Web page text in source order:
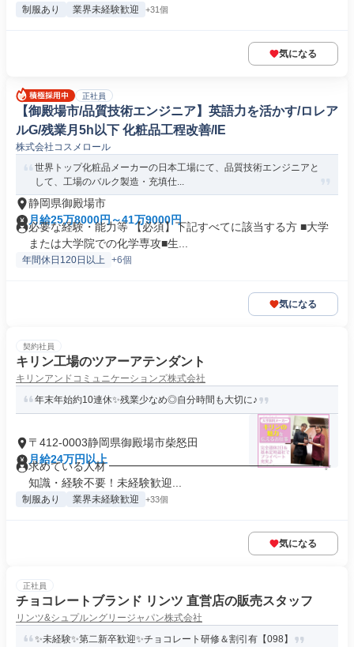
制服あり 業界未経験歓迎 +31個
気になる
正社員
【御殿場市/品質技術エンジニア】英語力を活かす/ロレア
ルG/残業月5h以下 化粧品工程改善/IE
株式会社コスメロール
世界トップ化粧品メーカーの日本工場にて、品質技術エンジニアと
して、工場のバルク製造・充填仕...
静岡県御殿場市
月給25万8000円～41万9000円
必要な経験・能力等 【必須】下記すべてに該当する方 ■大学
または大学院での化学専攻■生...
年間休日120日以上 +6個
気になる
契約社員
キリン工場のツアーアテンダント
キリンアンドコミュニケーションズ株式会社
年末年始約10連休✨残業少なめ◎自分時間も大切に♪
〒412-0003静岡県御殿場市柴怒田
月給24万円以上
求めている人材 ━━━━━━━━━━━━━━━━━━━ ✨
知識・経験不要！未経験歓迎...
制服あり 業界未経験歓迎 +33個
気になる
正社員
チョコレートブランド リンツ 直営店の販売スタッフ
リンツ&シュプルングリージャパン株式会社
✨未経験✨第二新卒歓迎✨チョコレート研修＆割引有【098】